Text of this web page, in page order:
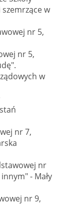
w
nr 5,
nr 5,
w
nr 7,
nr
- Mały
nr 9,